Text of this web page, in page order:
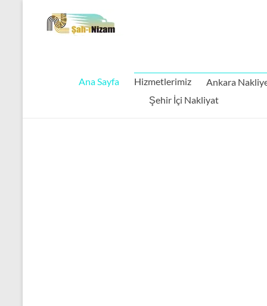
Ana Sayfa Hizmetlerimiz Ankara
Şehir İçi Nakliyat